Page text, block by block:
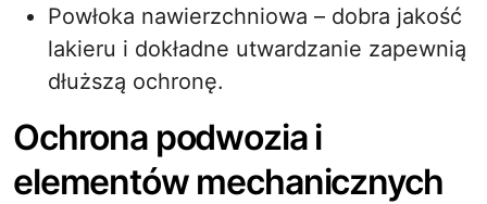
Powłoka nawierzchniowa – dobra jakość
lakieru i dokładne utwardzanie zapewnią
dłuższą ochronę.
Ochrona podwozia i
elementów mechanicznych